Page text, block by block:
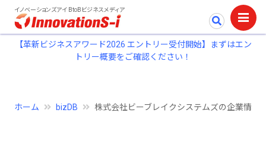
イノベーションズアイ BtoBビジネスメディア
【革新ビジネスアワード2026 エントリー受付開始】まずはエン
トリー概要をご確認ください！
ホーム bizDB 株式会社ビーブレイクシステムズの企業情報